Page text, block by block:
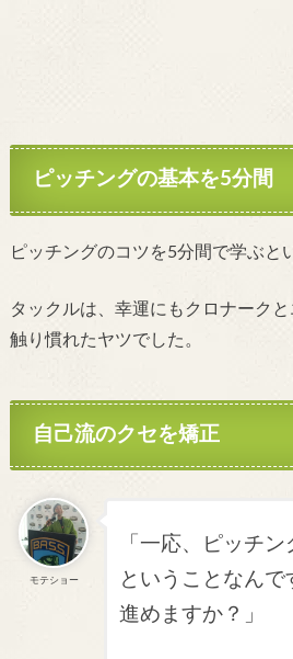
ピッチングの基本を5分間
ピッチングのコツを5分間で学ぶと
タックルは、幸運にもクロナーク
触り慣れたヤツでした。
自己流のクセを矯正
モテショー
「一応、ピッチ
ということなん
進めますか？」